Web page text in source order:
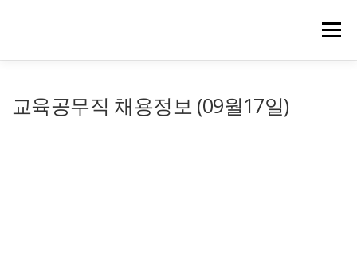
메뉴
교육공무직 채용정보 (09월17일)